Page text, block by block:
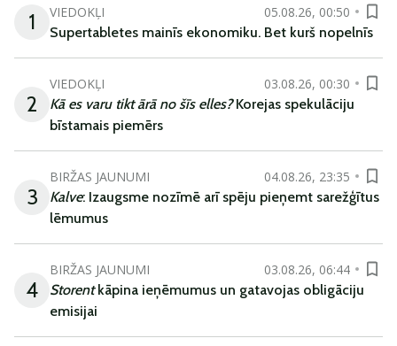
1
VIEDOKĻI
05.08.26, 00:50
Supertabletes mainīs ekonomiku. Bet kurš nopelnīs
2
VIEDOKĻI
03.08.26, 00:30
Kā es varu tikt ārā no šīs elles?Korejas spekulāciju
bīstamais piemērs
3
BIRŽAS JAUNUMI
04.08.26, 23:35
Kalve: Izaugsme nozīmē arī spēju pieņemt sarežģītus
lēmumus
4
BIRŽAS JAUNUMI
03.08.26, 06:44
Storentkāpina ieņēmumus un gatavojas obligāciju
emisijai